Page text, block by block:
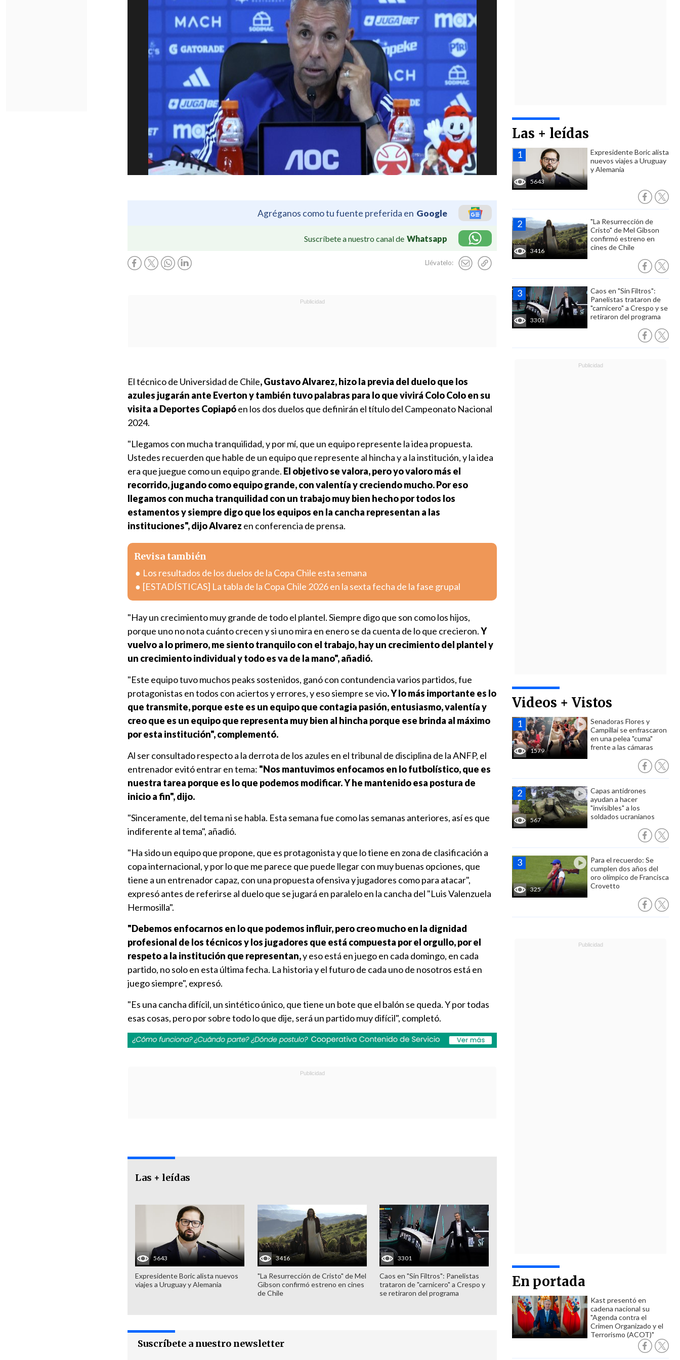
Agréganos como tu fuente preferida en Google
Suscríbete a nuestro canal de Whatsapp
Llévatelo:
Las + leídas
5643
Expresidente Boric alista
nuevos viajes a Uruguay
y Alemania
3416
"La Resurrección de
Cristo" de Mel Gibson
confirmó estreno en
cines de Chile
3301
Caos en "Sin Filtros":
Panelistas trataron de
"carnicero" a Crespo y se
retiraron del programa
Videos + Vistos
1579
Senadoras Flores y
Campillai se enfrascaron
en una pelea "cuma"
frente a las cámaras
567
Capas antidrones
ayudan a hacer
"invisibles" a los
soldados ucranianos
325
Para el recuerdo: Se
cumplen dos años del
oro olímpico de Francisca
Crovetto
En portada
Kast presentó en
cadena nacional su
"Agenda contra el
Crimen Organizado y el
Terrorismo (ACOT)"
El técnico de Universidad de Chile, Gustavo Alvarez, hizo la previa del duelo que los
azules jugarán ante Everton y también tuvo palabras para lo que vivirá Colo Colo en su
visita a Deportes Copiapóen los dos duelos que definirán el título del Campeonato Nacional
2024.
"Llegamos con mucha tranquilidad, y por mí, que un equipo represente la idea propuesta.
Ustedes recuerden que hable de un equipo que represente al hincha y a la institución, y la idea
era que juegue como un equipo grande. El objetivo se valora, pero yo valoro más el
recorrido, jugando como equipo grande, con valentía y creciendo mucho. Por eso
llegamos con mucha tranquilidad con un trabajo muy bien hecho por todos los
estamentos y siempre digo que los equipos en la cancha representan a las
instituciones", dijo Alvarez en conferencia de prensa.
Revisa también
Los resultados de los duelos de la Copa Chile esta semana
[ESTADÍSTICAS] La tabla de la Copa Chile 2026 en la sexta fecha de la fase grupal
"Hay un crecimiento muy grande de todo el plantel. Siempre digo que son como los hijos,
porque uno no nota cuánto crecen y si uno mira en enero se da cuenta de lo que crecieron.Y
vuelvo a lo primero, me siento tranquilo con el trabajo, hay un crecimiento del plantel y
un crecimiento individual y todo es va de la mano", añadió.
"Este equipo tuvo muchos peaks sostenidos, ganó con contundencia varios partidos, fue
protagonistas en todos con aciertos y errores, y eso siempre se vio. Y lo más importante es lo
que transmite, porque este es un equipo que contagia pasión, entusiasmo, valentía y
creo que es un equipo que representa muy bien al hincha porque ese brinda al máximo
por esta institución", complementó.
Al ser consultado respecto a la derrota de los azules en el tribunal de disciplina de la ANFP, el
entrenador evitó entrar en tema: "Nos mantuvimos enfocamos en lo futbolístico, que es
nuestra tarea porque es lo que podemos modificar. Y he mantenido esa postura de
inicio a fin", dijo.
"Sinceramente, del tema ni se habla. Esta semana fue como las semanas anteriores, así es que
indiferente al tema", añadió.
"Ha sido un equipo que propone, que es protagonista y que lo tiene en zona de clasificación a
copa internacional, y por lo que me parece que puede llegar con muy buenas opciones, que
tiene a un entrenador capaz, con una propuesta ofensiva y jugadores como para atacar",
expresó antes de referirse al duelo que se jugará en paralelo en la cancha del "Luis Valenzuela
Hermosilla".
"Debemos enfocarnos en lo que podemos influir, pero creo mucho en la dignidad
profesional de los técnicos y los jugadores que está compuesta por el orgullo, por el
respeto a la institución que representan,y eso está en juego en cada domingo, en cada
partido, no solo en esta última fecha. La historia y el futuro de cada uno de nosotros está en
juego siempre", expresó.
"Es una cancha difícil, un sintético único, que tiene un bote que el balón se queda. Y por todas
esas cosas, pero por sobre todo lo que dije, será un partido muy difícil", completó.
Las + leídas
5643
Expresidente Boric alista nuevos
viajes a Uruguay y Alemania
3416
"La Resurrección de Cristo" de Mel
Gibson confirmó estreno en cines
de Chile
3301
Caos en "Sin Filtros": Panelistas
trataron de "carnicero" a Crespo y
se retiraron del programa
Suscríbete a nuestro newsletter